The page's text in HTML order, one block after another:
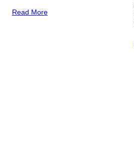
Read More